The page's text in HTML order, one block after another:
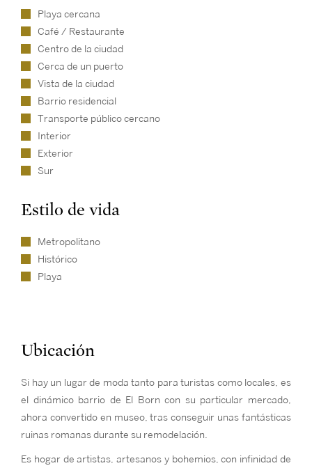
Playa cercana
Café / Restaurante
Centro de la ciudad
Cerca de un puerto
Vista de la ciudad
Barrio residencial
Transporte público cercano
Interior
Exterior
Sur
Estilo de vida
Metropolitano
Histórico
Playa
Ubicación
Si hay un lugar de moda tanto para turistas como locales, es
el dinámico barrio de El Born con su particular mercado,
ahora convertido en museo, tras conseguir unas fantásticas
ruinas romanas durante su remodelación.
Es hogar de artistas, artesanos y bohemios, con infinidad de